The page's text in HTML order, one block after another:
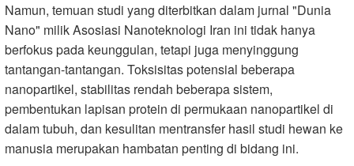
Namun, temuan studi yang diterbitkan dalam jurnal "Dunia
Nano" milik Asosiasi Nanoteknologi Iran ini tidak hanya
berfokus pada keunggulan, tetapi juga menyinggung
tantangan-tantangan. Toksisitas potensial beberapa
nanopartikel, stabilitas rendah beberapa sistem,
pembentukan lapisan protein di permukaan nanopartikel di
dalam tubuh, dan kesulitan mentransfer hasil studi hewan ke
manusia merupakan hambatan penting di bidang ini.